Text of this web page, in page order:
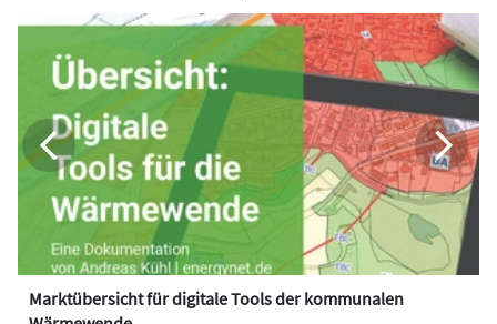
Marktübersicht für digitale Tools der kommunalen